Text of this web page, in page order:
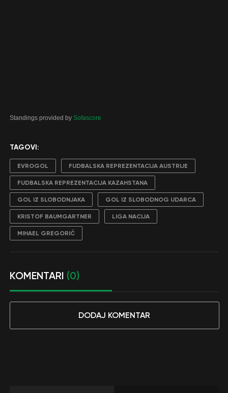
Standings provided by Sofascore
TAGOVI:
EVROGOL FUDBALSKA REPREZENTACIJA AUSTRIJE
FUDBALSKA REPREZENTACIJA KAZAHSTANA
GOL IZ SLOBODNJAKA GOL IZ SLOBODNOG UDARCA
KRISTOF BAUMGARTNER LIGA NACIJA
MIHAEL GREGORIČ
KOMENTARI (0)
DODAJ KOMENTAR